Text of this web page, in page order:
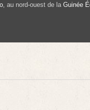
, au nord-ouest de la Guinée